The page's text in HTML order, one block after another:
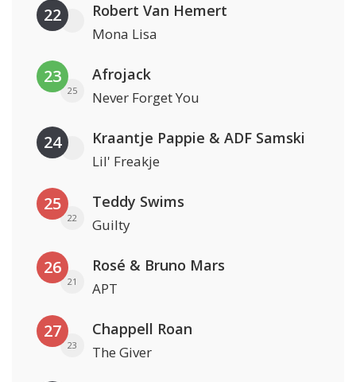
22 Robert Van Hemert
Mona Lisa
23
25
Afrojack
Never Forget You
24 Kraantje Pappie & ADF Samski
Lil' Freakje
25
22
Teddy Swims
Guilty
26
21
Rosé & Bruno Mars
APT
27
23
Chappell Roan
The Giver